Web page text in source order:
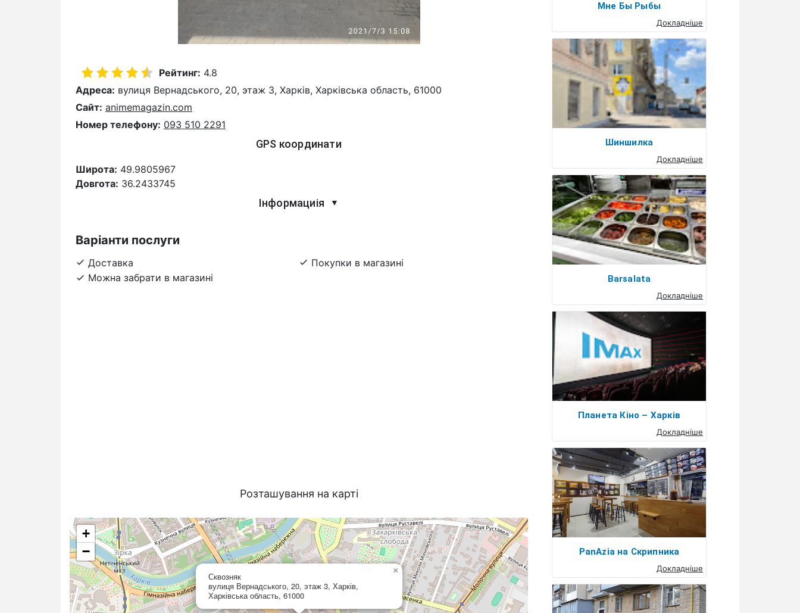
Рейтинг: 4.8
Адреса: вулиця Вернадського, 20, этаж 3, Харків, Харківська область, 61000
Сайт: animemagazin.com
Номер телефону: 093 510 2291
GPS координати
Широта: 49.9805967
Довгота: 36.2433745
Інформациія ▼
Варіанти послуги
Доставка
Покупки в магазині
Можна забрати в магазині
Розташування на карті
Сквозняк
вулиця Вернадського, 20, этаж 3, Харків,
Харківська область, 61000
×
+
−
Мне Бы Рыбы
Докладніше
Шиншилка
Докладніше
Barsalata
Докладніше
Планета Кіно – Харків
Докладніше
PanAzia на Скрипника
Докладніше